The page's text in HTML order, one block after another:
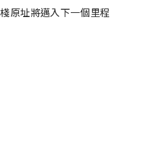
原址將邁入下一個里程